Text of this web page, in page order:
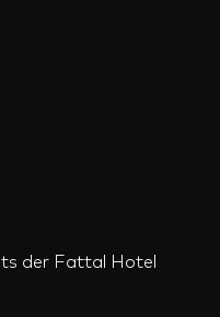
der Fattal Hotel